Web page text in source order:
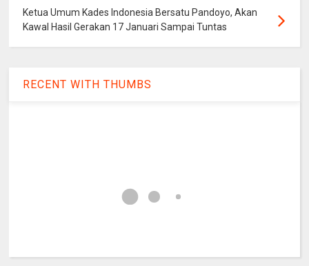
Ketua Umum Kades Indonesia Bersatu Pandoyo, Akan
Kawal Hasil Gerakan 17 Januari Sampai Tuntas
RECENT WITH THUMBS